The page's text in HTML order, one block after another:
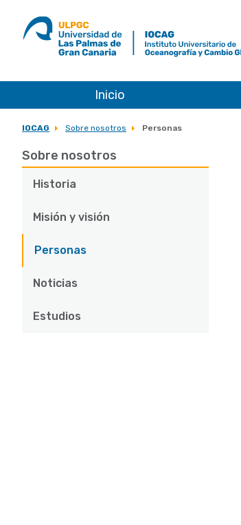
ULPGC
al
inicio
Inicio
IOCAG Sobre nosotros Personas
Sobre nosotros
Historia
Misión y visión
Personas
Noticias
Estudios